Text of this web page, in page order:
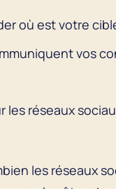
où est votre
vos
les réseaux
les réseaux